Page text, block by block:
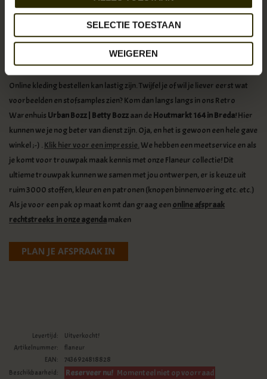
SELECTIE TOESTAAN
WEIGEREN
Online kleding bestellen kan lastig zijn. Twijfel je of wil je liever eerst wat
voorbeelden en stofsamples zien? Kom dan langs langs in ons Retro
Warenhuis Urban Bozz | Betty Bozzaan de Houtmarkt 164 in Breda! Hier
kunnen we je nog beter van dienst zijn. Oja, en het is gewoon een hele gave
winkel ;-) . Klik hier voor een impressie.We hebben een meetservice en als
je komt voor trouwpak maak kennis met onze Flaneur collectie! Dit
ultieme trouwpak kunnen we samen met jou ontwerpen, er is keuze uit
ruim 3000 stoffen, kleuren en patronen (knopen binnenvoering etc. etc.)
Als je voor een pak op maat komt dan graag eenonline afspraak
rechtstreeks in onze agendamaken
Levertijd:
Uitverkocht!
Artikelnummer:
flaneur
EAN:
7436924818828
Beschikbaarheid:
Reserveer nu! Momenteel niet op voorraad